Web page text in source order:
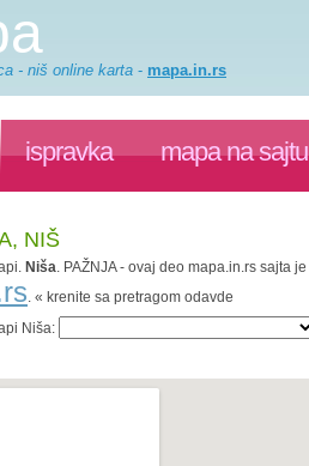
- niš online karta - mapa.in.rs
ispravka mapa na sajtu
NIŠ
Niša. PAŽNJA - ovaj deo mapa.in.rs sajta
. « krenite sa pretragom odavde
Niša: